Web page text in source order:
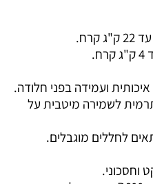
איכותית ועמידה בפני חלודה.
לשמירה מיטבית על
לחללים מוגבלים.